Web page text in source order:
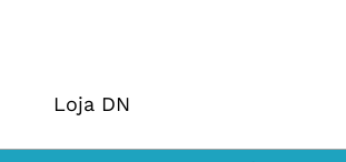
Loja DN